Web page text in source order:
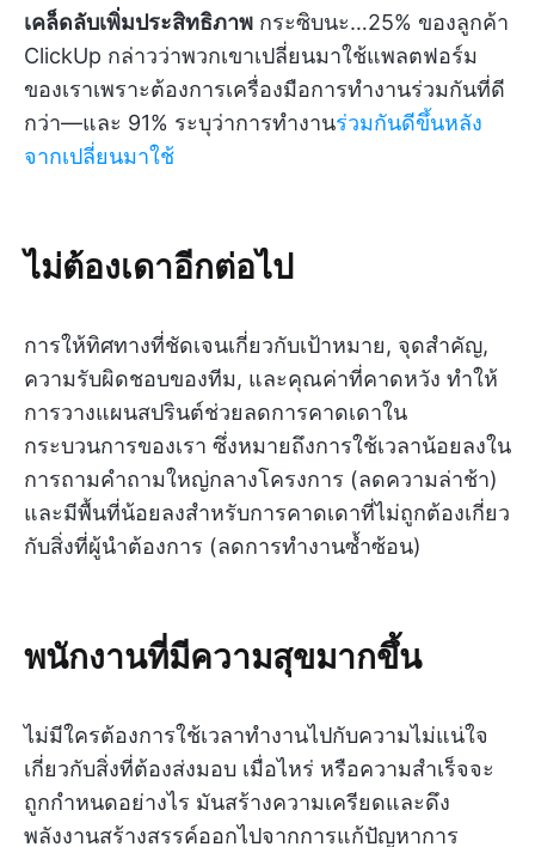
เคล็ดลับเพิ่มประสิทธิภาพ กระซิบนะ…25% ของลูกค้า
ClickUp กล่าวว่าพวกเขาเปลี่ยนมาใช้แพลตฟอร์ม
ของเราเพราะต้องการเครื่องมือการทำงานร่วมกันที่ดี
กว่า—และ 91% ระบุว่าการทำงานร่วมกันดีขึ้นหลัง
จากเปลี่ยนมาใช้
ไม่ต้องเดาอีกต่อไป
การให้ทิศทางที่ชัดเจนเกี่ยวกับเป้าหมาย, จุดสำคัญ,
ความรับผิดชอบของทีม, และคุณค่าที่คาดหวัง ทำให้
การวางแผนสปรินต์ช่วยลดการคาดเดาใน
กระบวนการของเรา ซึ่งหมายถึงการใช้เวลาน้อยลงใน
การถามคำถามใหญ่กลางโครงการ (ลดความล่าช้า)
และมีพื้นที่น้อยลงสำหรับการคาดเดาที่ไม่ถูกต้องเกี่ยว
กับสิ่งที่ผู้นำต้องการ (ลดการทำงานซ้ำซ้อน)
พนักงานที่มีความสุขมากขึ้น
ไม่มีใครต้องการใช้เวลาทำงานไปกับความไม่แน่ใจ
เกี่ยวกับสิ่งที่ต้องส่งมอบ เมื่อไหร่ หรือความสำเร็จจะ
ถูกกำหนดอย่างไร มันสร้างความเครียดและดึง
พลังงานสร้างสรรค์ออกไปจากการแก้ปัญหาการ